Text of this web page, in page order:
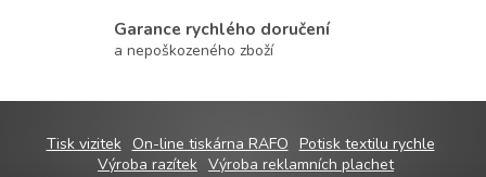
y
v
s
u
Garance rychlého doručení
a nepoškozeného zboží
Tisk vizitek On-line tiskárna RAFO Potisk textilu rychle
Výroba razítek Výroba reklamních plachet